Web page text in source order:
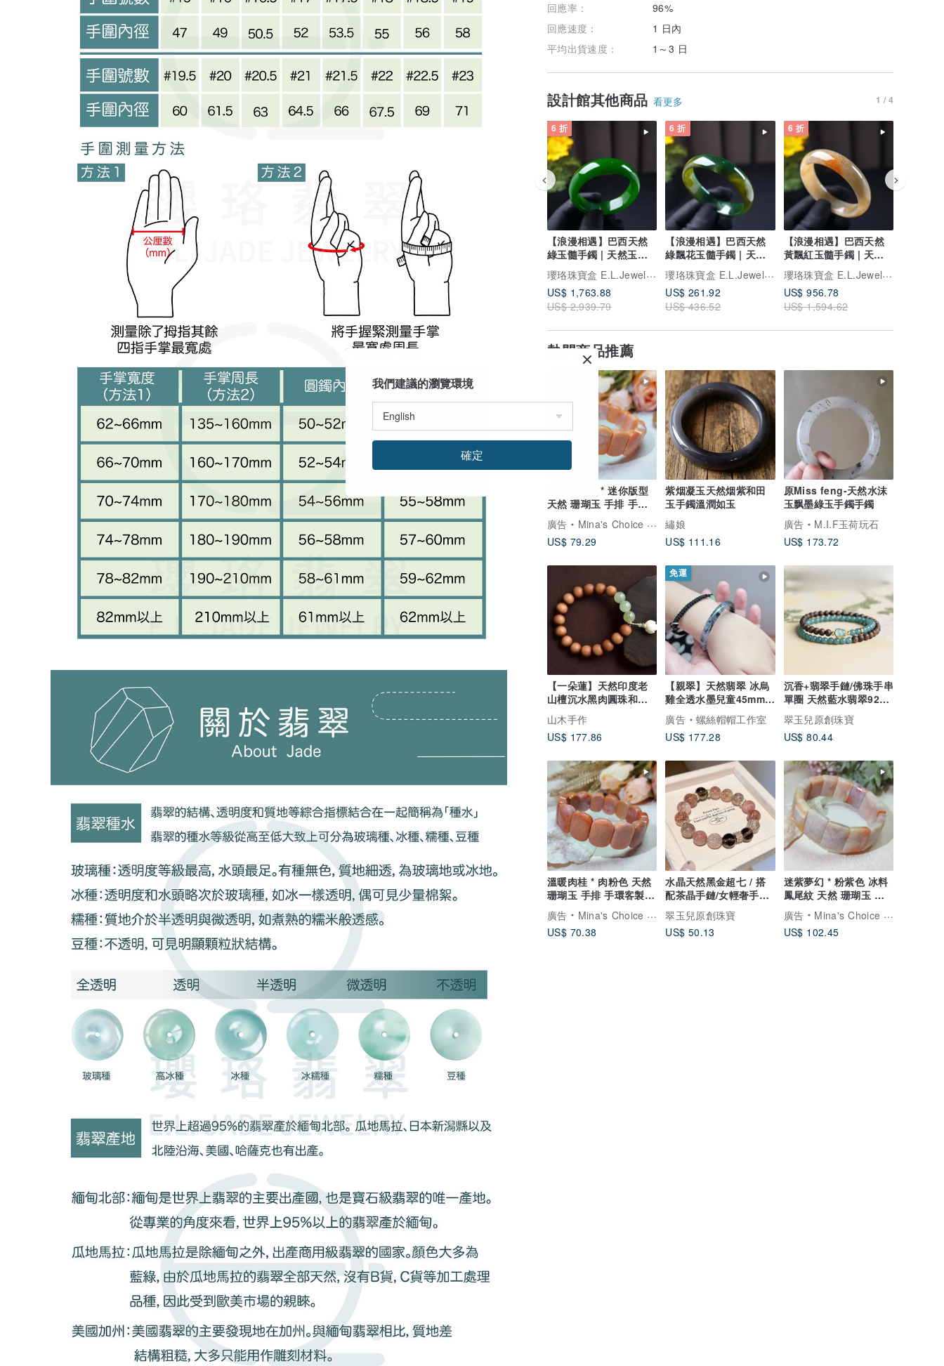
回應率：
96%
回應速度：
1 日內
平均出貨速度：
1～3 日
設計館其他商品 看更多 1 / 4
6 折
【浪漫相遇】巴西天然
綠玉髓手鐲 | 天然玉髓 |
送禮
瓔珞珠寶盒 E.L.Jewelry Box
US$ 1,763.88
US$ 2,939.79
6 折
【浪漫相遇】巴西天然
綠飄花玉髓手鐲 | 天然
玉髓 | 送禮
瓔珞珠寶盒 E.L.Jewelry Box
US$ 261.92
US$ 436.52
6 折
【浪漫相遇】巴西天然
黃飄紅玉髓手鐲 | 天然
玉髓 | 送禮
瓔珞珠寶盒 E.L.Jewelry Box
US$ 956.78
US$ 1,594.62
熱門商品推薦
豔夏葡萄柚 * 迷你版型
天然 珊瑚玉 手排 手環
客製化禮物
廣告
Mina's Choice 明珊珍選
US$ 79.29
紫烟凝玉天然烟紫和田
玉手鐲溫潤如玉
繡娘
US$ 111.16
原Miss feng-天然水沫
玉飘墨綠玉手鐲手鐲
廣告
M.I.F玉荷玩石
US$ 173.72
【一朵蓮】天然印度老
山檀沉水黑肉圓珠和田
玉猛獁象牙手鏈手串
山木手作
US$ 177.86
免運
【親翠】天然翡翠 冰烏
雞全透水墨兒童45mm手
鐲
廣告
螺絲帽帽工作室
US$ 177.28
沉香+翡翠手鏈/佛珠手串
單圈 天然藍水翡翠925
銀鍍金
翠玉兒原創珠寶
US$ 80.44
溫暖肉桂 * 肉粉色 天然
珊瑚玉 手排 手環客製化
禮物
廣告
Mina's Choice 明珊珍選
US$ 70.38
水晶天然黑金超七 / 搭
配茶晶手鏈/女輕奢手串
清透水晶手串
翠玉兒原創珠寶
US$ 50.13
迷紫夢幻 * 粉紫色 冰料
鳳尾紋 天然 珊瑚玉 手
排 手環客製化禮
廣告
Mina's Choice 明珊珍選
US$ 102.45
我們建議的瀏覽環境
確定